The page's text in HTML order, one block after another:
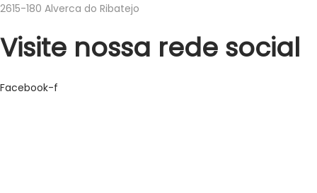
2615-180 Alverca do Ribatejo
Visite nossa rede social
Facebook-f